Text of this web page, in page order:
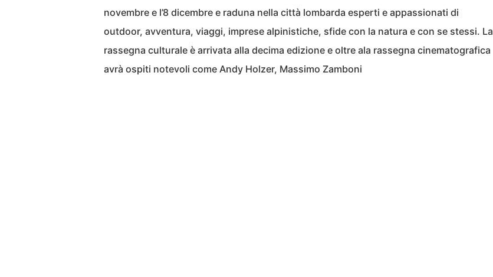
novembre e l’8 dicembre e raduna nella città lombarda esperti e appassionati di
outdoor, avventura, viaggi, imprese alpinistiche, sfide con la natura e con se stessi. La
rassegna culturale è arrivata alla decima edizione e oltre ala rassegna cinematografica
avrà ospiti notevoli come Andy Holzer, Massimo Zamboni